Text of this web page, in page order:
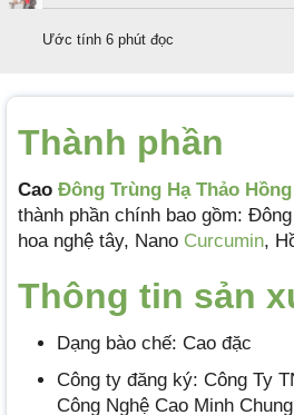
Ước tính 6 phút đọc
Thành phần
Cao Đông Trùng Hạ Thảo
thành phần chính bao gồm:
hoa nghệ tây, Nano Curcumin,
Thông tin sản
Dạng bào chế: Cao đặc
Công ty đăng ký: Công Ty
Công Nghệ Cao Minh Chung